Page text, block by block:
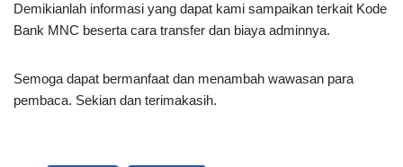
Demikianlah informasi yang dapat kami sampaikan terkait Kode
Bank MNC beserta cara transfer dan biaya adminnya.
Semoga dapat bermanfaat dan menambah wawasan para
pembaca. Sekian dan terimakasih.